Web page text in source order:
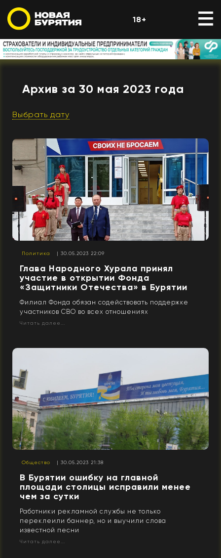
18+
Архив за 30 мая 2023 года
Выбрать дату
Политика | 30.05.2023 22:09
Глава Народного Хурала принял
участие в открытии Фонда
«Защитники Отечества» в Бурятии
Филиал Фонда обязан содействовать поддержке
участников СВО во всех отношениях
Читать далее...
Общество | 30.05.2023 21:38
В Бурятии ошибку на главной
площади столицы исправили менее
чем за сутки
Работники рекламной службы не только
переклеили баннер, но и выучили слова
известной песни
Читать далее...